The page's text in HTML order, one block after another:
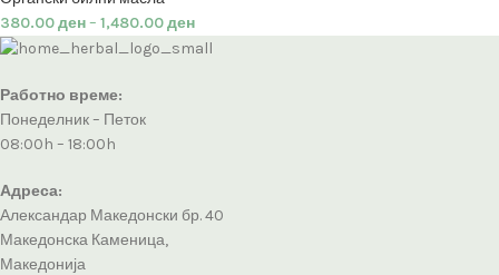
380.00ден– 1,480.00ден
Работно време:
Понеделник – Петок
08:00h – 18:00h
Адреса:
Александар Македонски бр. 40
Македонска Каменица,
Македонија